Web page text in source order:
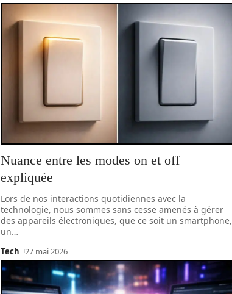
Nuance entre les modes on et off
expliquée
Lors de nos interactions quotidiennes avec la
technologie, nous sommes sans cesse amenés à gérer
des appareils électroniques, que ce soit un smartphone,
un…
Tech 27 mai 2026